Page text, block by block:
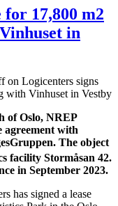
for 17,800 m2
in
on Logicenters signs
with Vinhuset in Vestby
of Oslo, NREP
agreement with
The object
facility Stormåsan 42.
in September 2023.
has signed a lease